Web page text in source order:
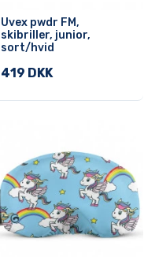
Uvex pwdr FM,
skibriller, junior,
sort/hvid
419 DKK